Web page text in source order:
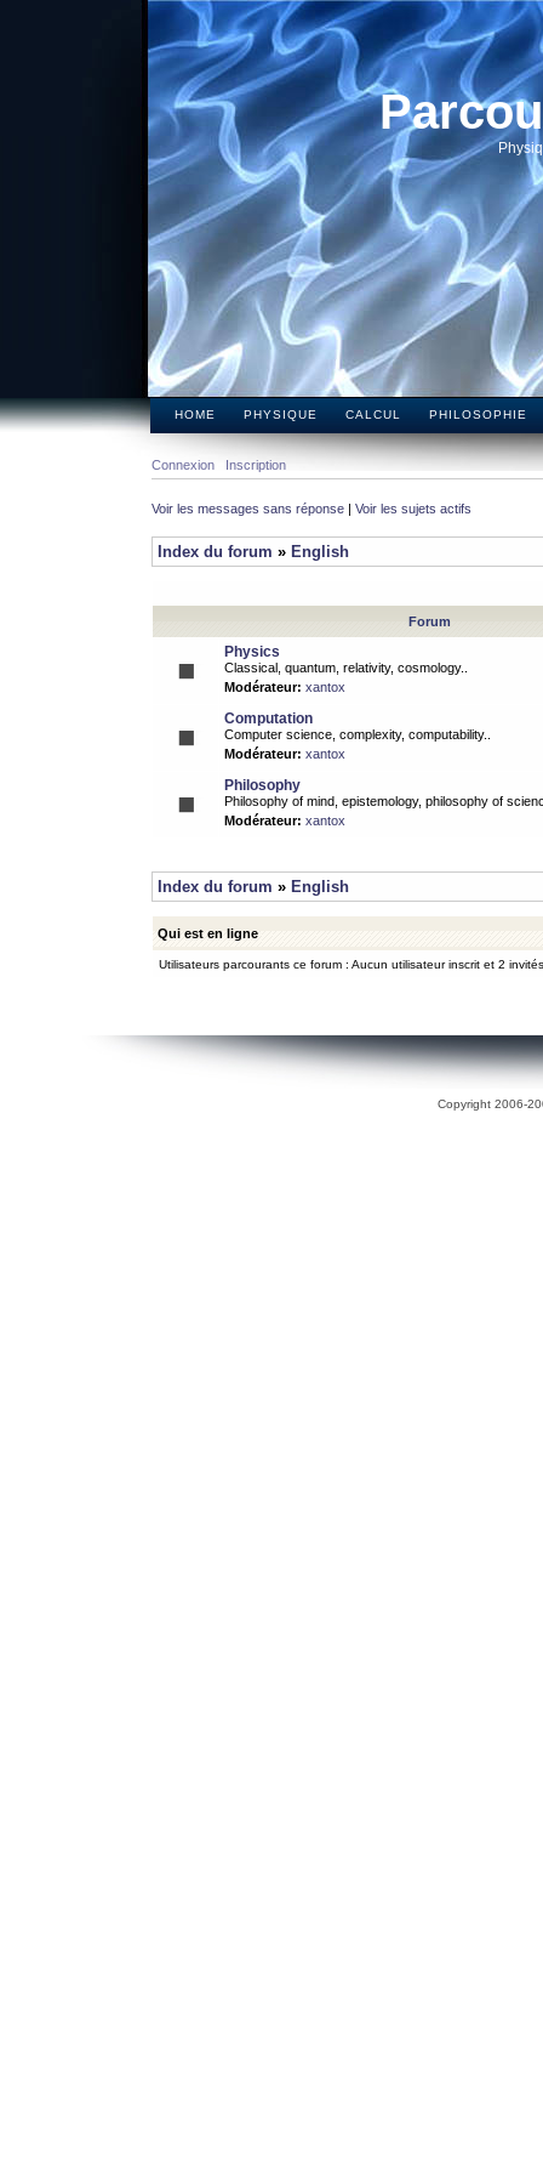
HOME PHYSIQUE CALCUL PHILOSOPHIE
Connexion Inscription
Voir les messages sans réponse | Voir les sujets actifs
Index du forum » English
Forum
Physics
Classical, quantum, relativity, cosmology..
Modérateur: xantox
Computation
Computer science, complexity, computability..
Modérateur: xantox
Philosophy
Philosophy of mind, epistemology, philosophy of
Modérateur: xantox
Index du forum » English
Qui est en ligne
Utilisateurs parcourants ce forum : Aucun utilisateur inscrit et 2 invités
Copyright 2006-